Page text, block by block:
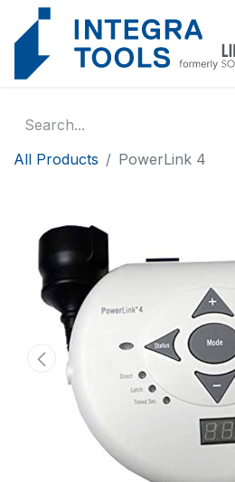
All Products PowerLink 4
Cookies management panel